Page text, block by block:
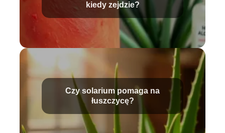
kiedy zejdzie?
Czy solarium pomaga na
łuszczycę?